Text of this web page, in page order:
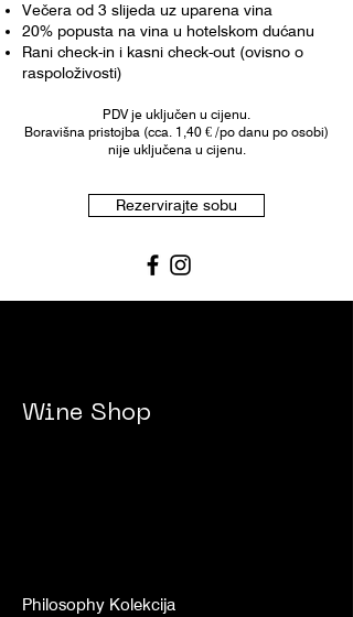
Večera od 3 slijeda uz uparena vina
20% popusta na vina u hotelskom dućanu
Rani check-in i kasni check-out (ovisno o
raspoloživosti)
PDV je uključen u cijenu.
Boravišna pristojba (cca. 1,40 € /po danu po osobi)
nije uključena u cijenu.
Rezervirajte sobu
Wine Shop
Philosophy Kolekcija